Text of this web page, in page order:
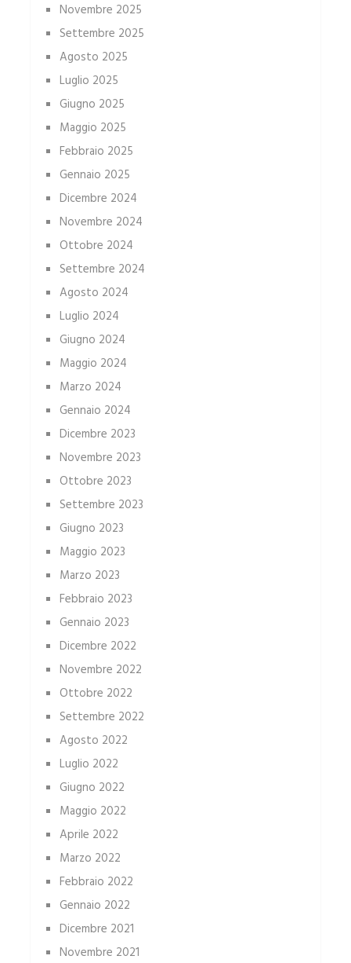
Novembre 2025
Settembre 2025
Agosto 2025
Luglio 2025
Giugno 2025
Maggio 2025
Febbraio 2025
Gennaio 2025
Dicembre 2024
Novembre 2024
Ottobre 2024
Settembre 2024
Agosto 2024
Luglio 2024
Giugno 2024
Maggio 2024
Marzo 2024
Gennaio 2024
Dicembre 2023
Novembre 2023
Ottobre 2023
Settembre 2023
Giugno 2023
Maggio 2023
Marzo 2023
Febbraio 2023
Gennaio 2023
Dicembre 2022
Novembre 2022
Ottobre 2022
Settembre 2022
Agosto 2022
Luglio 2022
Giugno 2022
Maggio 2022
Aprile 2022
Marzo 2022
Febbraio 2022
Gennaio 2022
Dicembre 2021
Novembre 2021